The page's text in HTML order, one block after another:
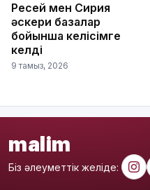
Ресей мен Сирия
әскери базалар
бойынша келісімге
келді
9 тамыз, 2026
malim
Біз әлеуметтік желіде: